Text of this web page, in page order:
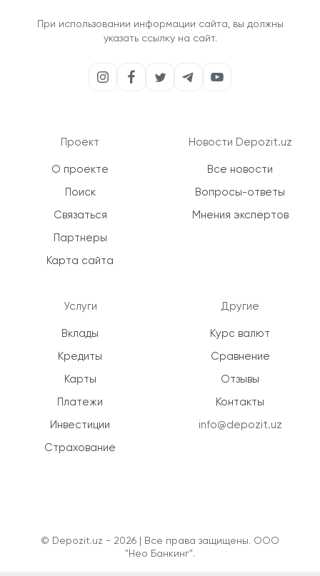
При использовании информации сайта, вы должны
указать ссылку на сайт.
Проект
О проекте
Поиск
Связаться
Партнеры
Карта сайта
Услуги
Вклады
Кредиты
Карты
Платежи
Инвестиции
Страхование
Новости Depozit.uz
Все новости
Вопросы-ответы
Мнения экспертов
Другие
Курс валют
Сравнение
Отзывы
Контакты
info@depozit.uz
© Depozit.uz - 2026 | Все права защищены. ООО
"Нео Банкинг".